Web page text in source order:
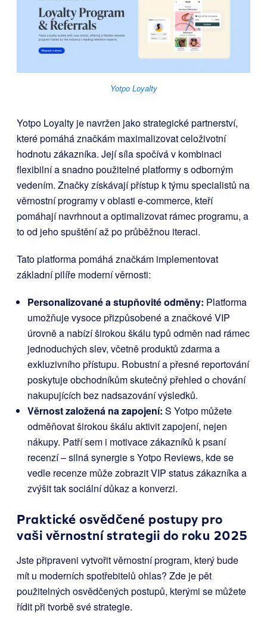
Yotpo Loyalty
Yotpo Loyalty je navržen jako strategické partnerství,
které pomáhá značkám maximalizovat celoživotní
hodnotu zákazníka. Její síla spočívá v kombinaci
flexibilní a snadno použitelné platformy s odborným
vedením. Značky získávají přístup k týmu specialistů na
věrnostní programy v oblasti e-commerce, kteří
pomáhají navrhnout a optimalizovat rámec programu, a
to od jeho spuštění až po průběžnou iteraci.
Tato platforma pomáhá značkám implementovat
základní pilíře moderní věrnosti:
Personalizované a stupňovité odměny: Platforma
umožňuje vysoce přizpůsobené a značkové VIP
úrovně a nabízí širokou škálu typů odměn nad rámec
jednoduchých slev, včetně produktů zdarma a
exkluzivního přístupu. Robustní a přesné reportování
poskytuje obchodníkům skutečný přehled o chování
nakupujících bez nadsazování výsledků.
Věrnost založená na zapojení: S Yotpo můžete
odměňovat širokou škálu aktivit zapojení, nejen
nákupy. Patří sem i motivace zákazníků k psaní
recenzí – silná synergie s Yotpo Reviews, kde se
vedle recenze může zobrazit VIP status zákazníka a
zvýšit tak sociální důkaz a konverzi.
Praktické osvědčené postupy pro
vaši věrnostní strategii do roku 2025
Jste připraveni vytvořit věrnostní program, který bude
mít u moderních spotřebitelů ohlas? Zde je pět
použitelných osvědčených postupů, kterými se můžete
řídit při tvorbě své strategie.